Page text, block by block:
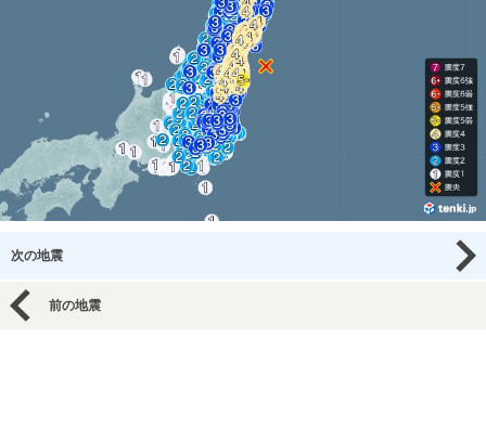
次の地震
前の地震